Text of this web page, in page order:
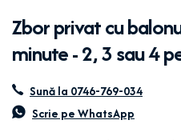
Zbor privat cu
minute - 2, 3 sau 4
Sună la 0746-769-034
Scrie pe WhatsApp